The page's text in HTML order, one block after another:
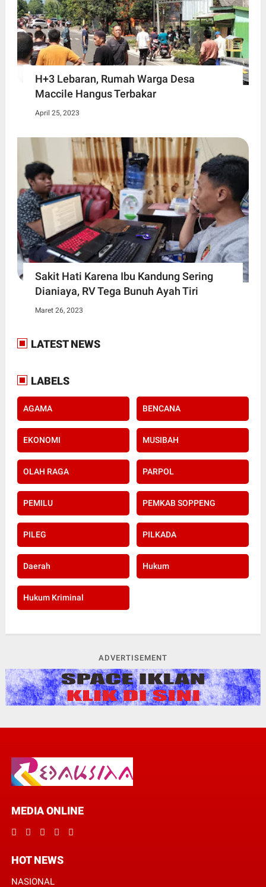
H+3 Lebaran, Rumah Warga Desa
Maccile Hangus Terbakar
April 25, 2023
Sakit Hati Karena Ibu Kandung Sering
Dianiaya, RV Tega Bunuh Ayah Tiri
Maret 26, 2023
LATEST NEWS
LABELS
AGAMA BENCANA
EKONOMI MUSIBAH
OLAH RAGA PARPOL
PEMILU PEMKAB SOPPENG
PILEG PILKADA
Daerah Hukum
Hukum Kriminal
ADVERTISEMENT
MEDIA ONLINE
HOT NEWS
NASIONAL